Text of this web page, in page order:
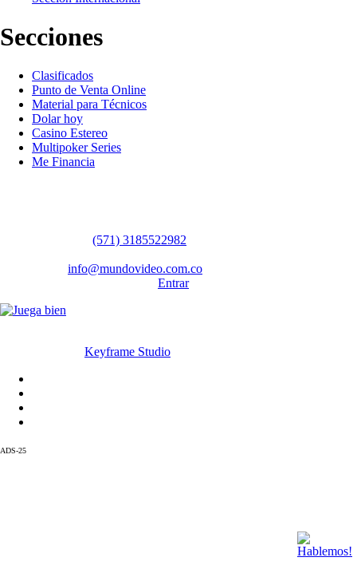
Secciones
Clasificados
Punto de Venta Online
Material para Técnicos
Dolar hoy
Casino Estereo
Multipoker Series
Me Financia
(57​​1) 3185522982
info@mundovideo.com.co
Entrar
Keyframe Studio
ADS-25